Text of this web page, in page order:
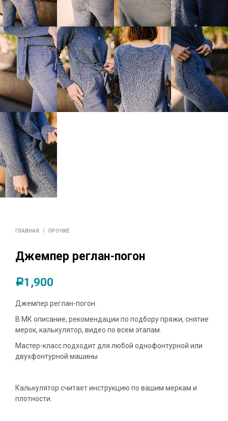
ГЛАВНАЯ / ПРОЧИЕ
Джемпер реглан-погон
Р1,900
Джемпер реглан-погон.
В МК описание, рекомендации по подбору пряжи, снятие
мерок, калькулятор, видео по всем этапам.
Мастер-класс подходит для любой однофонтурной или
двухфонтурной машины
Калькулятор считает инструкцию по вашим меркам и
плотности.